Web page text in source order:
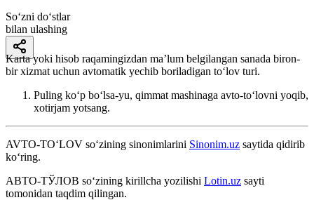
So‘zni do‘stlar
bilan ulashing
Karta yoki hisob raqamingizdan ma’lum belgilangan sanada biron-
bir xizmat uchun avtomatik yechib boriladigan to‘lov turi.
Puling ko‘p bo‘lsa-yu, qimmat mashinaga avto-to‘lovni yoqib,
xotirjam yotsang.
AVTO-TO‘LOV so‘zining sinonimlarini Sinonim.uz saytida qidirib
ko‘ring.
АВТО-ТЎЛОВ so‘zining kirillcha yozilishi Lotin.uz sayti
tomonidan taqdim qilingan.